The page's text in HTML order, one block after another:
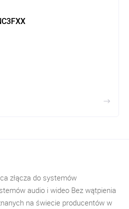
złącza do systemów
audio i wideo Bez wątpienia
na świecie producentów w